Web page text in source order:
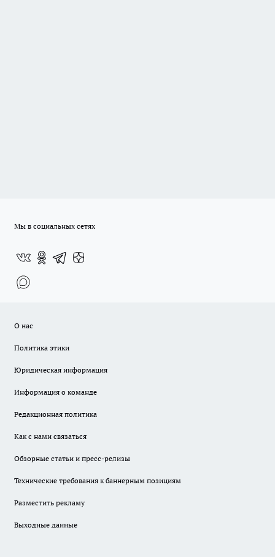
Мы в социальных сетях
О нас
Политика этики
Юридическая информация
Информация о команде
Редакционная политика
Как с нами связаться
Обзорные статьи и пресс-релизы
Технические требования к баннерным позициям
Разместить рекламу
Выходные данные